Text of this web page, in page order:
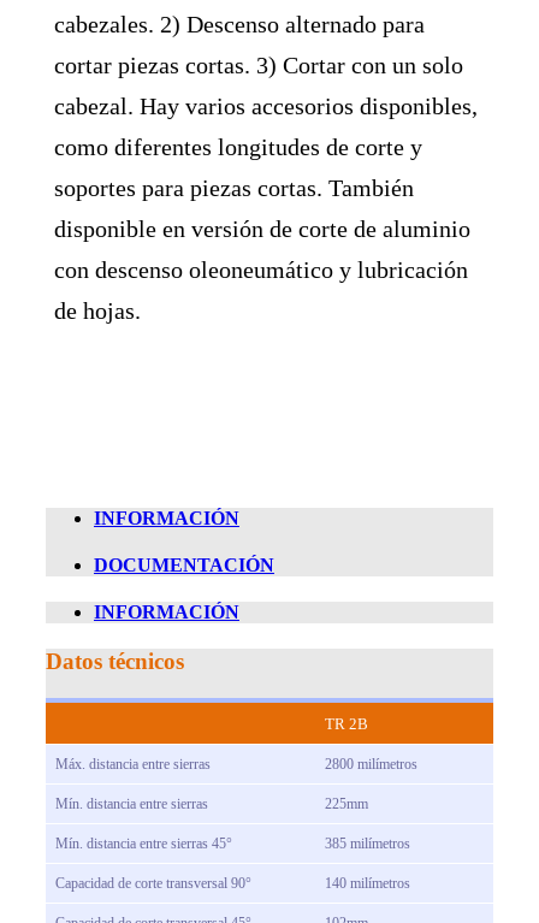
cabezales. 2) Descenso alternado para
cortar piezas cortas. 3) Cortar con un solo
cabezal. Hay varios accesorios disponibles,
como diferentes longitudes de corte y
soportes para piezas cortas. También
disponible en versión de corte de aluminio
con descenso oleoneumático y lubricación
de hojas.
INFORMACIÓN
DOCUMENTACIÓN
INFORMACIÓN
Datos técnicos
TR 2B
Máx. distancia entre sierras 2800 milímetros
Mín. distancia entre sierras 225mm
Mín. distancia entre sierras 45° 385 milímetros
Capacidad de corte transversal 90° 140 milímetros